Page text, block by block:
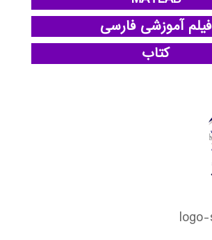
فیلم آموزشی فارسی
کتاب